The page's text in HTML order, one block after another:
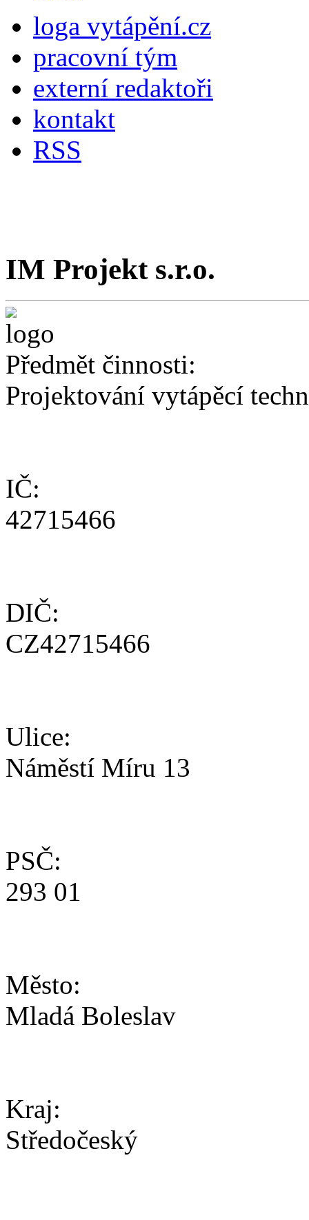
loga vytápění.cz
pracovní tým
externí redaktoři
kontakt
RSS
IM Projekt s.r.o.
Předmět činnosti:
Projektování vytápěcí
IČ:
42715466
DIČ:
CZ42715466
Ulice:
Náměstí Míru 13
PSČ:
293 01
Město:
Mladá Boleslav
Kraj:
Středočeský